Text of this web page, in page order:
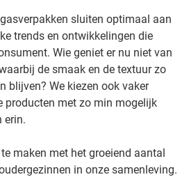
sluiten optimaal aan
trends en ontwikkelingen die
Wie geniet er nu niet van
de smaak en de textuur zo
blijven? We kiezen ook vaker
producten met zo min mogelijk
erin.
maken met het groeiend aantal
in onze samenleving.